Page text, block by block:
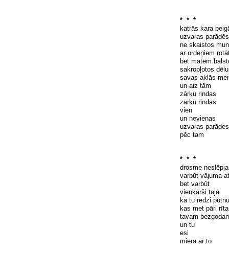
* * *
katrās kara
uzvaras
ne skaistos
ar ordeņiem
bet mātēm
sakropļotos
savas aklās
un aiz tām
zārku rindas
zārku rindas
vien
un nevienas
uzvaras parādes
pēc tam
* * *
drosme nesl ē
varbūt vājuma
bet varbūt
vienkārši tajā
ka tu redzi
kas met pāri rī
tavam
un tu
esi
mierāar to